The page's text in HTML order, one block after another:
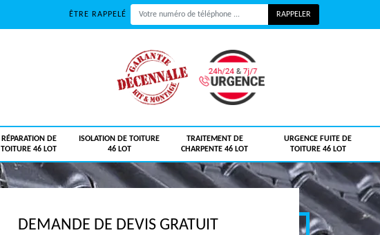
ÊTRE RAPPELÉ
RÉPARATION DE
TOITURE 46 LOT
ISOLATION DE TOITURE
46 LOT
TRAITEMENT DE
CHARPENTE 46 LOT
URGENCE FUITE DE
TOITURE 46 LOT
DEMANDE DE DEVIS GRATUIT